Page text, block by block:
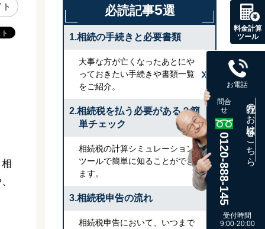
必読記事5選
1.相続の手続きと必要書類
大事な方が亡くなったあとにや
っておきたい手続きや書類一覧
をご紹介。
2.相続税を払う必要がある？簡
単チェック
相続税の計算シミュレーション
ツールで簡単に知ることができ
ます。
3.相続税申告の流れ
相続税申告において、いつまで
料金計算
ツール
お電話
問合
せ
0120-888-145
既存のお客様はこちら
受付時間
9:00-20:00